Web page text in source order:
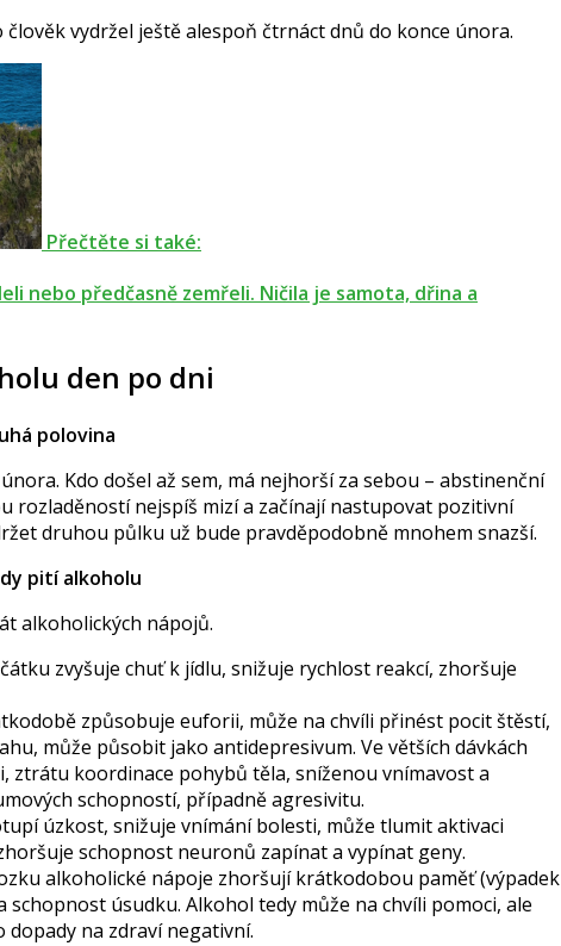
vydržel ještě alespoň čtrnáct dnů do konce února.
Přečtěte si také:
nebo předčasně zemřeli. Ničila je samota, dřina a
den po dni
polovina
Kdo došel až sem, má nejhorší za sebou – abstinenční
rozladěností nejspíš mizí a začínají nastupovat pozitivní
druhou půlku už bude pravděpodobně mnohem snazší.
pití alkoholu
alkoholických nápojů.
zvyšuje chuť k jídlu, snižuje rychlost reakcí, zhoršuje
způsobuje euforii, může na chvíli přinést pocit štěstí,
může působit jako antidepresivum. Ve větších dávkách
ztrátu koordinace pohybů těla, sníženou vnímavost a
schopností, případně agresivitu.
úzkost, snižuje vnímání bolesti, může tlumit aktivaci
schopnost neuronů zapínat a vypínat geny.
alkoholické nápoje zhoršují krátkodobou paměť (výpadek
schopnost úsudku. Alkohol tedy může na chvíli pomoci, ale
na zdraví negativní.